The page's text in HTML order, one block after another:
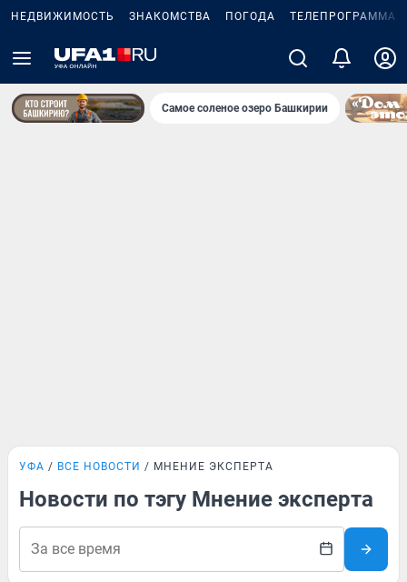
НЕДВИЖИМОСТЬ ЗНАКОМСТВА ПОГОДА ТЕЛЕПРОГРАММА
Самое соленое озеро Башкирии
УФА ВСЕ НОВОСТИ МНЕНИЕ ЭКСПЕРТА
Новости по тэгу Мнение эксперта